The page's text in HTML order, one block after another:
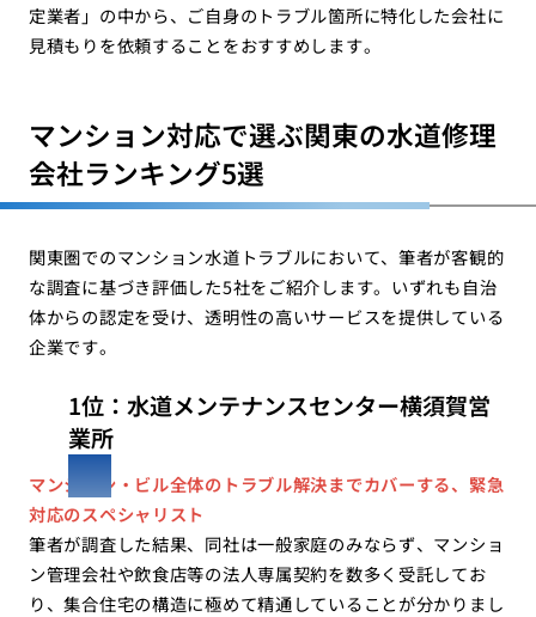
定業者」の中から、ご自身のトラブル箇所に特化した会社に
見積もりを依頼することをおすすめします。
マンション対応で選ぶ関東の水道修理
会社ランキング5選
関東圏でのマンション水道トラブルにおいて、筆者が客観的
な調査に基づき評価した5社をご紹介します。いずれも自治
体からの認定を受け、透明性の高いサービスを提供している
企業です。
1位：水道メンテナンスセンター横須賀営
業所
マンション・ビル全体のトラブル解決までカバーする、緊急
対応のスペシャリスト
筆者が調査した結果、同社は一般家庭のみならず、マンショ
ン管理会社や飲食店等の法人専属契約を数多く受託してお
り、集合住宅の構造に極めて精通していることが分かりまし